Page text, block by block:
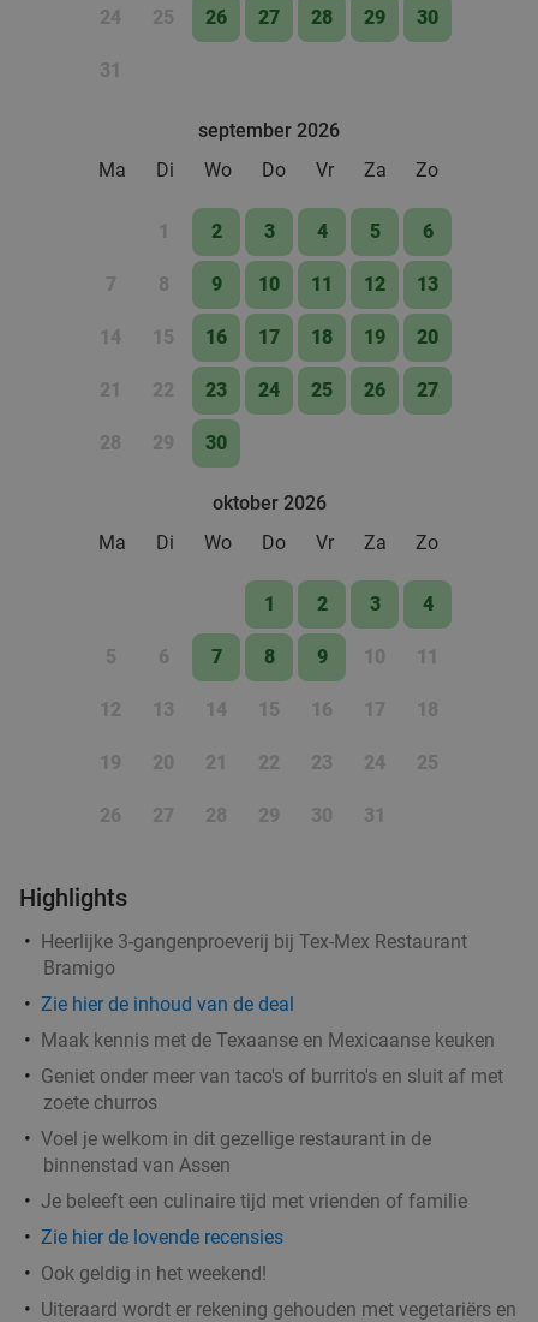
24 25 26 27 28 29 30
31
september 2026
Ma
Di Wo Do Vr Za Zo
1 2 3 4 5 6
7 8 9 10 11 12 13
14 15 16 17 18 19 20
21 22 23 24 25 26 27
28 29 30
oktober 2026
Ma
Di Wo Do Vr Za Zo
1 2 3 4
5 6 7 8 9 10 11
12 13 14 15 16 17 18
19 20 21 22 23 24 25
26 27 28 29 30 31
Highlights
Heerlijke 3-gangenproeverij bij Tex-Mex Restaurant
Bramigo
Zie hier de inhoud van de deal
Maak kennis met de Texaanse en Mexicaanse keuken
Geniet onder meer van taco's of burrito's en sluit af met
zoete churros
Voel je welkom in dit gezellige restaurant in de
binnenstad van Assen
Je beleeft een culinaire tijd met vrienden of familie
Zie hier de lovende recensies
Ook geldig in het weekend!
Uiteraard wordt er rekening gehouden met vegetariërs en